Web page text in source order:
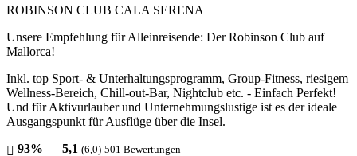
ROBINSON CLUB CALA SERENA
Unsere Empfehlung für Alleinreisende: Der Robinson Club auf
Mallorca!
Inkl. top Sport- & Unterhaltungsprogramm, Group-Fitness, riesigem
Wellness-Bereich, Chill-out-Bar, Nightclub etc. - Einfach Perfekt!
Und für Aktivurlauber und Unternehmungslustige ist es der ideale
Ausgangspunkt für Ausflüge über die Insel.
93%
5,1 (6,0) 501 Bewertungen